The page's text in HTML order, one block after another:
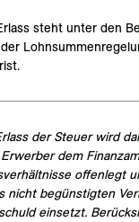
steht unter den
der Steuer wird
dem
offenlegt
nicht begünstigten
einsetzt.